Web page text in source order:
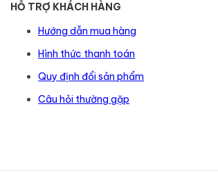
HỖ TRỢ KHÁCH HÀNG
Hướng dẫn mua hàng
Hình thức thanh toán
Quy định đổi sản phẩm
Câu hỏi thường gặp